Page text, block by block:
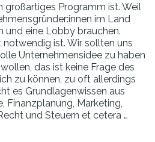
großartiges Programm ist. Weil
im Land
und eine Lobby brauchen.
ist. Wir sollten uns
Unternehmensidee zu haben
das ist keine Frage des
zu können, zu oft allerdings
es Grundlagenwissen aus
Finanzplanung, Marketing,
und Steuern et cetera …